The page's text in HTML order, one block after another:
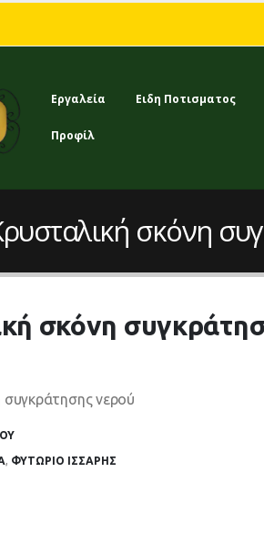
Εργαλεία Ειδη Ποτισματος
Προφίλ
σκόνη
σκόνη
συγκράτησης νερού
, ΦΥΤΏΡΙΟ ΙΣΣΑΡΗΣ